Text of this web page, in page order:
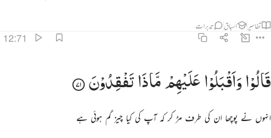
تفاسیر اسباق تدبرات
12:71
قالوا واقبلوا عليهم ماذا تفقدون ٧١
قَالُوا۟ وَأَقْبَلُوا۟ عَلَيْهِم مَّاذَا تَفْقِدُونَ ٧١
قَالُوْاوَاَقْبَلُوْاعَلَیْهِمْمَّاذَا تَفْقِدُوْنَ
انہوں نے پوچھا ان کی طرف مڑ کر کہ آپ کی کیا چیز گم ہوئی ہے